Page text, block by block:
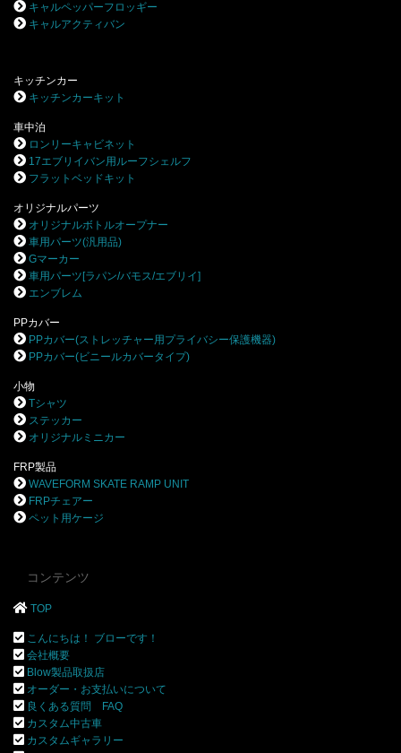
キャルペッパーフロッギー
キャルアクティバン
キッチンカー
キッチンカーキット
車中泊
ロンリーキャビネット
17エブリイバン用ルーフシェルフ
フラットベッドキット
オリジナルパーツ
オリジナルボトルオープナー
車用パーツ(汎用品)
Gマーカー
車用パーツ[ラパン/バモス/エブリイ]
エンブレム
PPカバー
PPカバー(ストレッチャー用プライバシー保護機器)
PPカバー(ビニールカバータイプ)
小物
Tシャツ
ステッカー
オリジナルミニカー
FRP製品
WAVEFORM SKATE RAMP UNIT
FRPチェアー
ペット用ケージ
コンテンツ
TOP
こんにちは！ ブローです！
会社概要
Blow製品取扱店
オーダー・お支払いについて
良くある質問 FAQ
カスタム中古車
カスタムギャラリー